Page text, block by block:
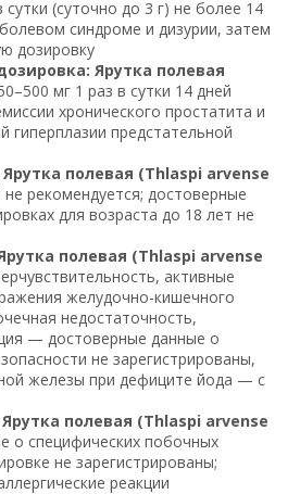
сутки (суточно до 3 г) не более 14
синдроме и дизурии, затем
дозировку
Ярутка полевая
мг 1 раз в сутки 14 дней
хронического простатита и
гиперплазии предстательной
полевая (Thlaspi arvense
рекомендуется; достоверные
для возраста до 18 лет не
полевая (Thlaspi arvense
активные
желудочно-кишечного
недостаточность,
— достоверные данные о
не зарегистрированы,
железы при дефиците йода — с
полевая (Thlaspi arvense
о специфических побочных
не зарегистрированы;
реакции